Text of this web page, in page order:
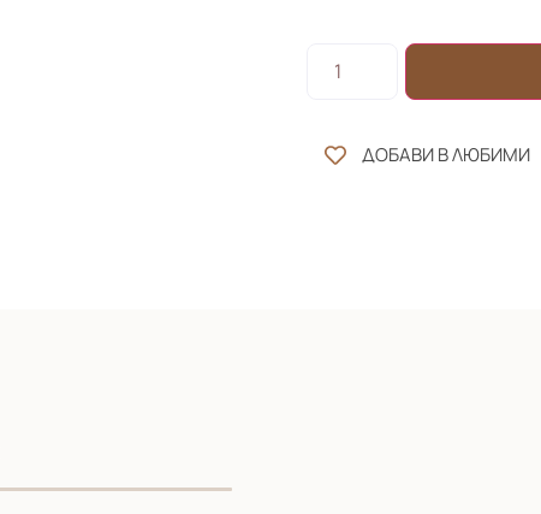
ДОБАВИ В ЛЮБИМИ